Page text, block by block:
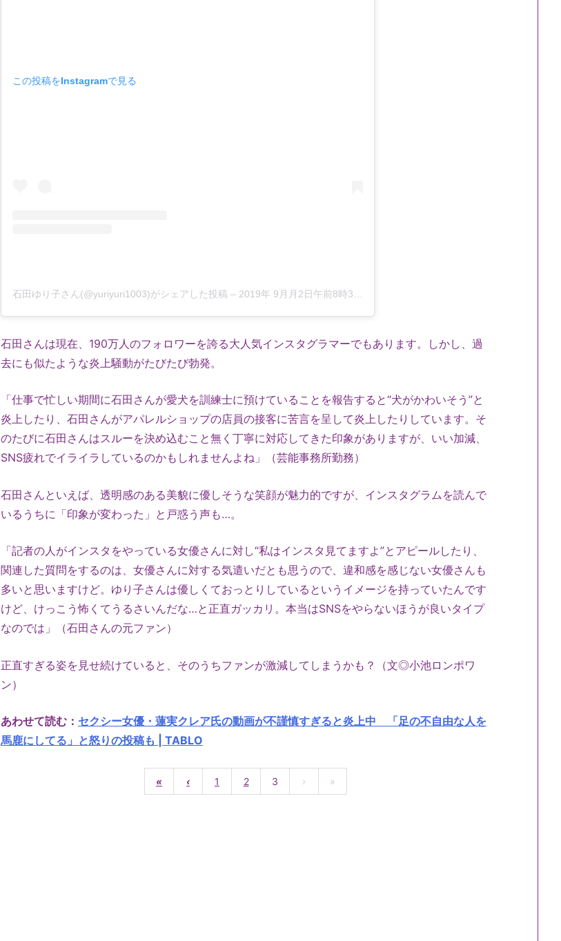
この投稿をInstagramで見る
石田ゆり子さん(@yuriyuri1003)がシェアした投稿 – 2019年 9月月2日午前8時35分PDT
石田さんは現在、190万人のフォロワーを誇る大人気インスタグラマーでもあります。しかし、過
去にも似たような炎上騒動がたびたび勃発。
「仕事で忙しい期間に石田さんが愛犬を訓練士に預けていることを報告すると“犬がかわいそう”と
炎上したり、石田さんがアパレルショップの店員の接客に苦言を呈して炎上したりしています。そ
のたびに石田さんはスルーを決め込むこと無く丁寧に対応してきた印象がありますが、いい加減、
SNS疲れでイライラしているのかもしれませんよね」（芸能事務所勤務）
石田さんといえば、透明感のある美貌に優しそうな笑顔が魅力的ですが、インスタグラムを読んで
いるうちに「印象が変わった」と戸惑う声も…。
「記者の人がインスタをやっている女優さんに対し“私はインスタ見てますよ”とアピールしたり、
関連した質問をするのは、女優さんに対する気遣いだとも思うので、違和感を感じない女優さんも
多いと思いますけど。ゆり子さんは優しくておっとりしているというイメージを持っていたんです
けど、けっこう怖くてうるさいんだな…と正直ガッカリ。本当はSNSをやらないほうが良いタイプ
なのでは」（石田さんの元ファン）
正直すぎる姿を見せ続けていると、そのうちファンが激減してしまうかも？（文◎小池ロンポワ
ン）
あわせて読む： セクシー女優・蓮実クレア氏の動画が不謹慎すぎると炎上中 「足の不自由な人を
馬鹿にしてる」と怒りの投稿も | TABLO
« ‹ 1 2 3 › »